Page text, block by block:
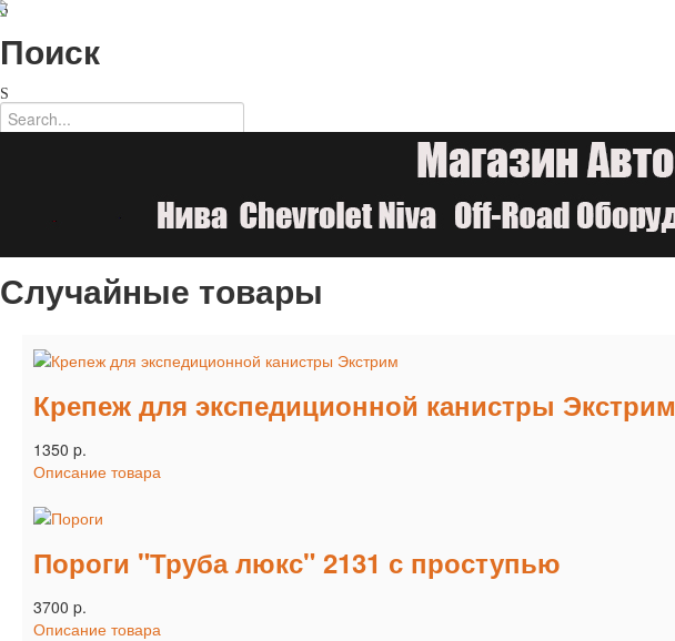
Поиск
Случайные товары
Крепеж для экспедиционной канистры Экстрим
1350 p.
Описание товара
Пороги "Труба люкс" 2131 с проступью
3700 p.
Описание товара